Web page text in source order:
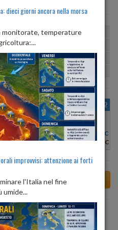
21º max:28º U:55%
28º max:30º
25º max:31º U:69%-77%
21º max:23º U:85%
09
26°C
28°C
LUN 10
Min:
28°C
Max:30°C
MAR 11
Min:29°C
Max:30°C
MER 12
Min:
28°C
Max:30°C
de' Roveri tra 4 giorni
dieci giorni ancora nella morsa
temperature
improvvisi: attenzione ai forti
l'Italia nel fine
umide...